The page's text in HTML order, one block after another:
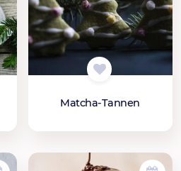
Matcha-Tannen